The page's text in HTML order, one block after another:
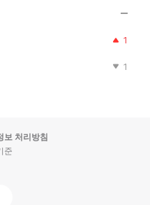
1
1
보 처리방침
준